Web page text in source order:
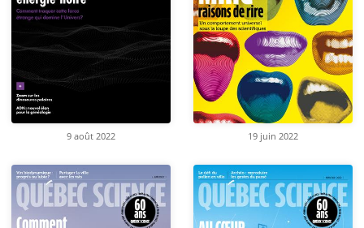
9 août 2022 19 juin 2022